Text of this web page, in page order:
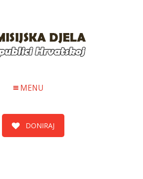
MENU
DONIRAJ